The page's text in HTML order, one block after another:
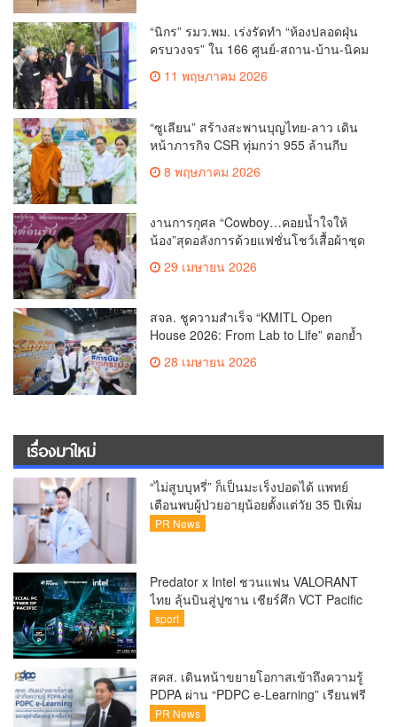
“นิกร” รมว.พม. เร่งรัดทำ “ห้องปลอดฝุ่น
ครบวงจร” ใน 166 ศูนย์-สถาน-บ้าน-นิคม
ทั่วประเทศ พร้อมยกระดับพัฒนาคุณภาพ
ชีวิตทุกช่วงวัย จ.เชียงใหม่
11 พฤษภาคม 2026
“ซูเลียน” สร้างสะพานบุญไทย-ลาว เดิน
หน้าภารกิจ CSR ทุ่มกว่า 955 ล้านกีบ
คุณค่าสู่สังคมอย่างยั่งยืน
8 พฤษภาคม 2026
งานการกุศล “Cowboy…คอยน้ำใจให้
น้อง”สุดอลังการด้วยแฟชั่นโชว์เสื้อผ้าชุด
วิคตอเรีย พร้อม เครื่องประดับเพชรมูลค่า
กว่า 200 ล้านบาท
29 เมษายน 2026
สจล. ชูความสำเร็จ “KMITL Open
House 2026: From Lab to Life” ตอกย้ำ
การเรียนรู้สู่โลกจริง
28 เมษายน 2026
เรื่องมาใหม่
“ไม่สูบบุหรี่” ก็เป็นมะเร็งปอดได้ แพทย์
เตือนพบผู้ป่วยอายุน้อยตั้งแต่วัย 35 ปีเพิ่ม
ขึ้นคนไทยกว่า 70% รู้ตัวเมื่อโรคลุกลาม
PR News
Predator x Intel ชวนแฟน VALORANT
ไทย ลุ้นบินสู่ปูซาน เชียร์ศึก VCT Pacific
Finals Busan ประเทศเกาหลีใต้ Predator
สุดพิเศษตลอดทัวร์นาเมนต์
sport
สคส. เดินหน้าขยายโอกาสเข้าถึงความรู้
PDPA ผ่าน “PDPC e-Learning” เรียนฟรี
ทุกที่ ทุกเวลา พร้อมประกาศนียบัตร ต่อย
PR News